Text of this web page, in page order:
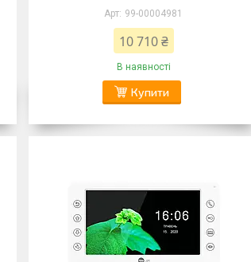
99-00004981
10 710 ₴
В наявності
Купити